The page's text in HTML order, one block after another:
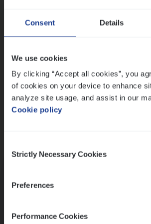
Consent Details
We use cookies
By clicking “Accept all cookies”, you
of cookies on your device to enhance
analyze site usage, and assist in our
Cookie policy
Selection
Strictly Necessary Cookies
Preferences
Performance Cookies
Ons sollicitatieproces